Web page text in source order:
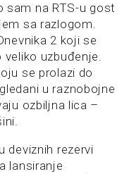
sam na RTS-u gost
sa razlogom.
2 koji se
veliko uzbuđenje.
se prolazi do
u raznobojne
ozbiljna lica –
deviznih rezervi
lansiranje